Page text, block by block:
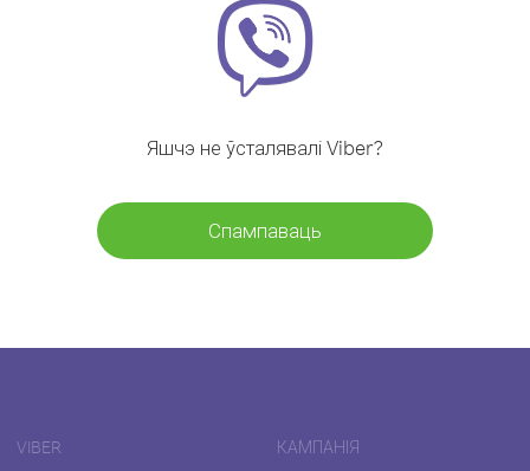
Яшчэ не ўсталявалі Viber?
Спампаваць
VIBER КАМПАНІЯ